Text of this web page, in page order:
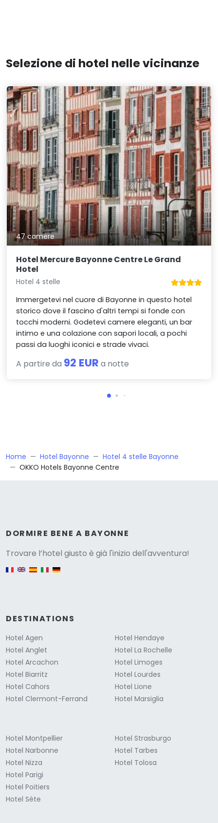
Selezione di hotel nelle vicinanze
47 camere
Hotel Mercure Bayonne Centre Le Grand
Hotel
Hotel 4 stelle
Immergetevi nel cuore di Bayonne in questo hotel
storico dove il fascino d'altri tempi si fonde con
tocchi moderni. Godetevi camere eleganti, un bar
intimo e una colazione con sapori locali, a pochi
passi da luoghi iconici e strade vivaci.
A partire da 92 EUR a notte
Home Hotel Bayonne
Hotel 4 stelle Bayonne
OKKO Hotels Bayonne Centre
DORMIRE BENE A BAYONNE
Trovare l’hotel giusto è già l'inizio dell'avventura!
English version
DESTINATIONS
Hotel Agen
Hotel Anglet
Hotel Arcachon
Hotel Biarritz
Hotel Cahors
Hotel Clermont-Ferrand
Hotel Hendaye
Hotel La Rochelle
Hotel Limoges
Hotel Lourdes
Hotel Lione
Hotel Marsiglia
Hotel Montpellier
Hotel Narbonne
Hotel Nizza
Hotel Parigi
Hotel Poitiers
Hotel Sète
Hotel Strasburgo
Hotel Tarbes
Hotel Tolosa